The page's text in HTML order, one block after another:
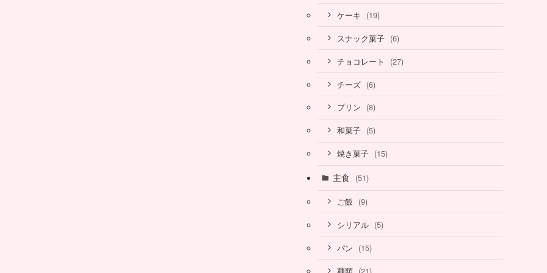
ケーキ (19)
スナック菓子 (6)
チョコレート (27)
チーズ (6)
プリン (8)
和菓子 (5)
焼き菓子 (15)
主食 (51)
ご飯 (9)
シリアル (5)
パン (15)
(21)